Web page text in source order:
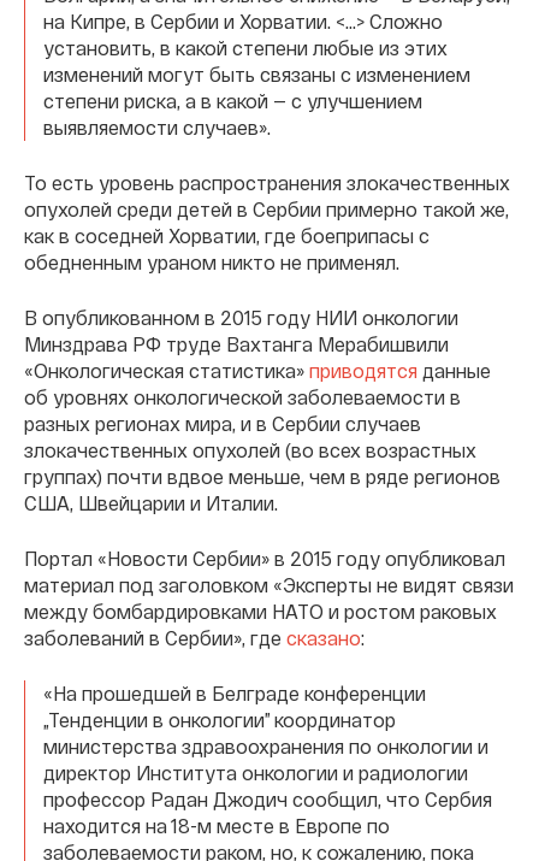
на Кипре, в Сербии и Хорватии. <…> Сложно
установить, в какой степени любые из этих
изменений могут быть связаны с изменением
степени риска, а в какой — с улучшением
выявляемости случаев».
То есть уровень распространения злокачественных
опухолей среди детей в Сербии примерно такой же,
как в соседней Хорватии, где боеприпасы с
обедненным ураном никто не применял.
В опубликованном в 2015 году НИИ онкологии
Минздрава РФ труде Вахтанга Мерабишвили
«Онкологическая статистика» приводятся данные
об уровнях онкологической заболеваемости в
разных регионах мира, и в Сербии случаев
злокачественных опухолей (во всех возрастных
группах) почти вдвое меньше, чем в ряде регионов
США, Швейцарии и Италии.
Портал «Новости Сербии» в 2015 году опубликовал
материал под заголовком «Эксперты не видят связи
между бомбардировками НАТО и ростом раковых
заболеваний в Сербии», где сказано:
«На прошедшей в Белграде конференции
„Тенденции в онкологии” координатор
министерства здравоохранения по онкологии и
директор Института онкологии и радиологии
профессор Радан Джодич сообщил, что Сербия
находится на 18-м месте в Европе по
заболеваемости раком, но, к сожалению, пока